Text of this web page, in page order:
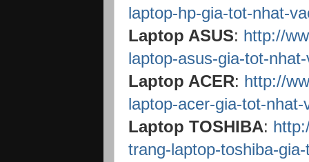
laptop-hp-gia-tot-nhat-
Laptop ASUS: http://
laptop-asus-gia-tot-
Laptop ACER: http://
laptop-acer-gia-tot-nhat-
Laptop TOSHIBA:
trang-laptop-toshiba-